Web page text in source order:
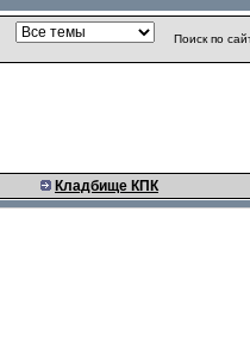
Поиск по
Кладбище КПК